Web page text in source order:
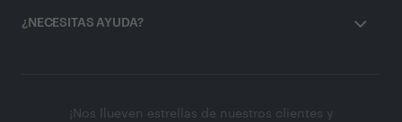
¿NECESITAS AYUDA?
¡Nos llueven estrellas de nuestros clientes y